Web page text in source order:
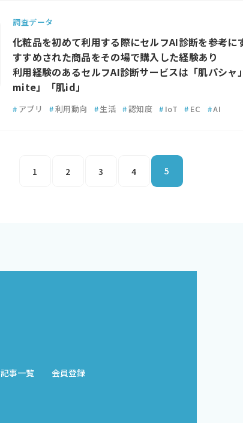
調査データ
化粧品を初めて利用する際にセルフAI診断を参考に
すすめされた商品をその場で購入した経験あり
利用経験のあるセルフAI診断サービスは「肌パシャ
mite」「肌id」
# アプリ #利用動向 #生活 #認知度 # IoT # EC #AI
1 2 3 4 5
記事一覧 会員登録